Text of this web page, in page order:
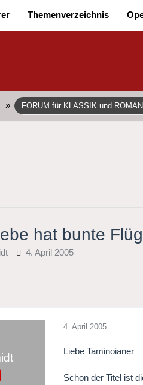
Themenverzeichnis
» FORUM für KLASSIK und
hat bunte
4. April 2005
4. April 2005
Liebe Taminoianer
Schon der Titel ist